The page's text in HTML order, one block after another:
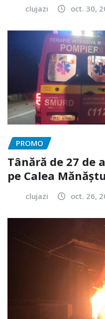
clujazi oct. 30,
PROMO
Tânără de 27 de
pe Calea
clujazi oct. 26,